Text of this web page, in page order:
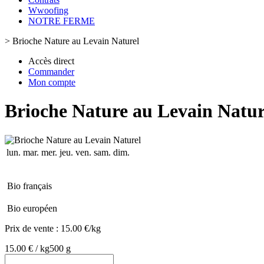
Wwoofing
NOTRE FERME
> Brioche Nature au Levain Naturel
Accès direct
Commander
Mon compte
Brioche Nature au Levain
lun. mar. mer. jeu. ven. sam. dim.
Bio français
Bio européen
Prix de vente : 15.00 €/kg
15.00 € / kg500 g